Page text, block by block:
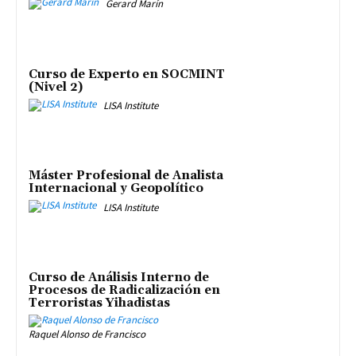
Gerard Marín
Curso de Experto en SOCMINT
(Nivel 2)
LISA Institute
Máster Profesional de Analista
Internacional y Geopolítico
LISA Institute
Curso de Análisis Interno de
Procesos de Radicalización en
Terroristas Yihadistas
Raquel Alonso de Francisco